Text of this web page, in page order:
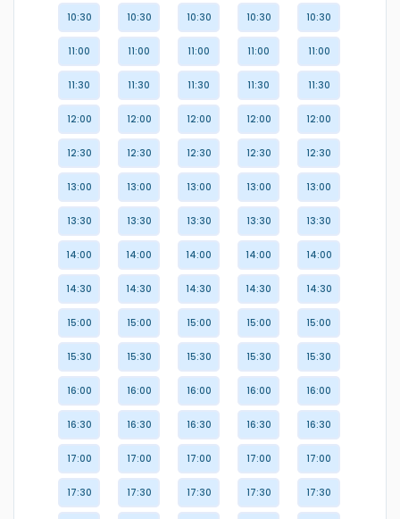
10:30
11:00
11:30
12:00
12:30
13:00
13:30
14:00
14:30
15:00
15:30
16:00
16:30
17:00
17:30
10:30
11:00
11:30
12:00
12:30
13:00
13:30
14:00
14:30
15:00
15:30
16:00
16:30
17:00
17:30
10:30
11:00
11:30
12:00
12:30
13:00
13:30
14:00
14:30
15:00
15:30
16:00
16:30
17:00
17:30
10:30
11:00
11:30
12:00
12:30
13:00
13:30
14:00
14:30
15:00
15:30
16:00
16:30
17:00
17:30
10:30
11:00
11:30
12:00
12:30
13:00
13:30
14:00
14:30
15:00
15:30
16:00
16:30
17:00
17:30